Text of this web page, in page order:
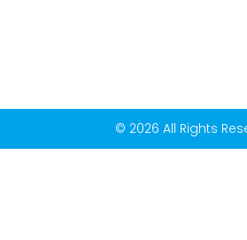
© 2026 All Rights